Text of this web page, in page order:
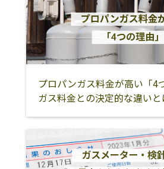
糟屋郡篠栗町
糟屋郡志免町
糟屋郡久山町
糟屋郡粕屋町
朝倉郡筑前町
朝倉郡東峰村
久留米市
うきは市
北九州市
中間市
遠賀郡水巻町
遠賀郡岡垣町
飯塚市
嘉麻市
プロパンガス料金が高い「4
ガス料金との決定的な違いと